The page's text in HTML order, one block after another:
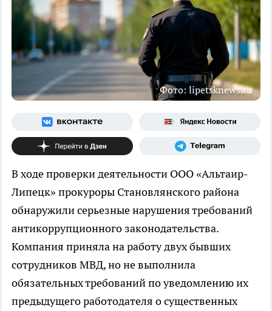
Фото: lipetsknews.ru
В ходе проверки деятельности ООО «Альтаир-
Липецк» прокуроры Становлянского района
обнаружили серьезные нарушения требований
антикоррупционного законодательства.
Компания приняла на работу двух бывших
сотрудников МВД, но не выполнила
обязательных требований по уведомлению их
предыдущего работодателя о существенных